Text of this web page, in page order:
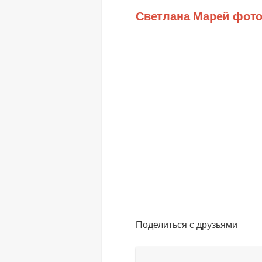
Светлана Марей
Поделиться с друзьями